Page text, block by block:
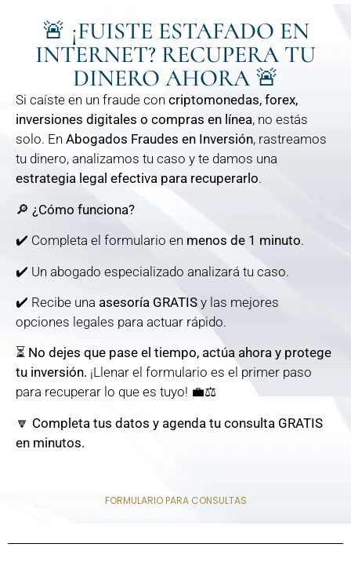
🚨 ¡FUISTE ESTAFADO EN
INTERNET? RECUPERA TU
DINERO AHORA 🚨
Si caíste en un fraude con criptomonedas, forex,
inversiones digitales o compras en línea, no estás
solo. En Abogados Fraudes en Inversión, rastreamos
tu dinero, analizamos tu caso y te damos una
estrategia legal efectiva para recuperarlo.
🔎 ¿Cómo funciona?
✔️ Completa el formulario en menos de 1 minuto.
✔️ Un abogado especializado analizará tu caso.
✔️ Recibe una asesoría GRATIS y las mejores
opciones legales para actuar rápido.
⏳ No dejes que pase el tiempo, actúa ahora y protege
tu inversión. ¡Llenar el formulario es el primer paso
para recuperar lo que es tuyo! 💼⚖️
🔽 Completa tus datos y agenda tu consulta GRATIS
en minutos.
FORMULARIO PARA CONSULTAS